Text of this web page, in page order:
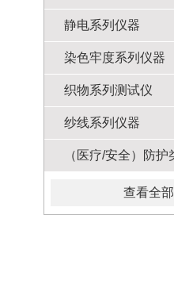
静电系列仪器
染色牢度系列仪器
织物系列测试仪
纱线系列仪器
查看全部